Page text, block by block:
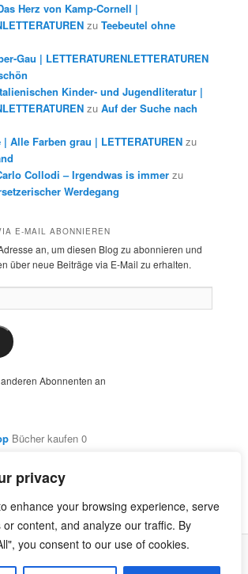
privacy
enhance your browsing experience, serve
content, and analyze our traffic. By
you consent to our use of cookies.
Herz von Kamp-Cornell |
zuTeebeutel ohne
Gau | LETTERATURENLETTERATUREN
Kinder- und Jugendliteratur |
zuAuf der Suche nach
Alle Farben grau | LETTERATUREN zu
Collodi – Irgendwas is immer zu
Werdegang
E-MAIL ABONNIEREN
an, um diesen Blog zu abonnieren und
über neue Beiträge via E-Mail zu erhalten.
Abonnenten an
Bücher kaufen 0
Übersetzungen aus dem Italienischen
präsentiert von WordPress